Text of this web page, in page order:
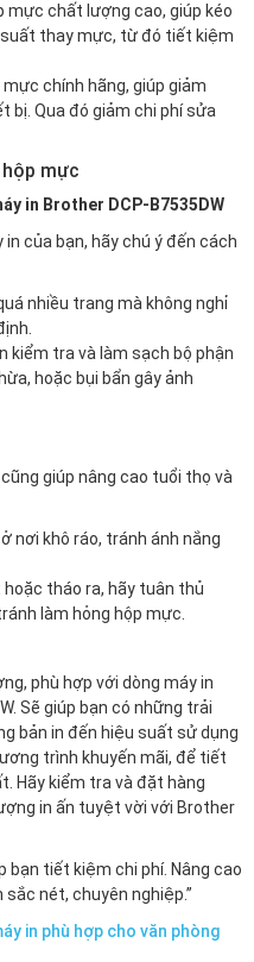
mực chất lượng cao, giúp kéo
thay mực, từ đó tiết kiệm
mực chính hãng, giúp giảm
bị. Qua đó giảm chi phí sửa
mực
in Brother DCP-B7535DW
của bạn, hãy chú ý đến cách
nhiều trang mà không nghỉ
kiểm tra và làm sạch bộ phận
hoặc bụi bẩn gây ảnh
giúp nâng cao tuổi thọ và
nơi khô ráo, tránh ánh nắng
hoặc tháo ra, hãy tuân thủ
làm hỏng hộp mực.
phù hợp với dòng máy in
Sẽ giúp bạn có những trải
bản in đến hiệu suất sử dụng
trình khuyến mãi, để tiết
Hãy kiểm tra và đặt hàng
in ấn tuyệt vời với Brother
bạn tiết kiệm chi phí. Nâng cao
nét, chuyên nghiệp.”
in phù hợp cho văn phòng